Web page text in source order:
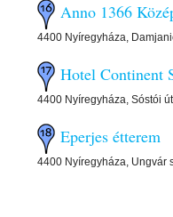
Anno 1366
4400 Nyíregyháza,
Hotel Continent
4400 Nyíregyháza, Sóstói
Eperjes étterem
4400 Nyíregyháza, Ungvár